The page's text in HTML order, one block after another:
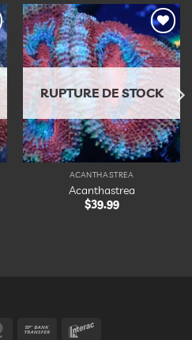
Ajouter
à la
liste
d’envies
RUPTURE DE STOCK
ACANTHASTREA
Acanthastrea
$39.99
MasterCardBank